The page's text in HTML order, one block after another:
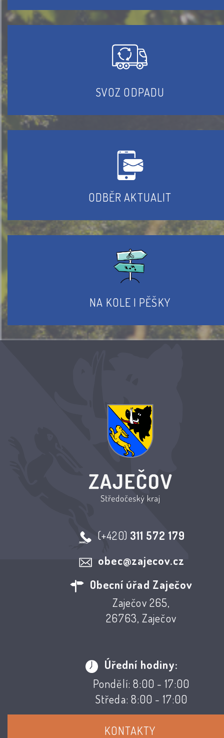
SVOZ ODPADU
ODBĚR AKTUALIT
NA KOLE I PĚŠKY
(+420) 311 572 179
obec@zajecov.cz
Obecní úřad Zaječov
Zaječov 265,
26763, Zaječov
Úřední hodiny:
Pondělí: 8:00 - 17:00
Středa: 8:00 - 17:00
KONTAKTY